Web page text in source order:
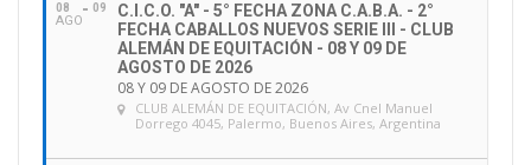
08
AGO
09
C.I.C.O. "A" - 5° FECHA ZONA C.A.B.A. - 2°
FECHA CABALLOS NUEVOS SERIE III - CLUB
ALEMÁN DE EQUITACIÓN - 08 Y 09 DE
AGOSTO DE 2026
08 Y 09 DE AGOSTO DE 2026
CLUB ALEMÁN DE EQUITACIÓN, Av Cnel Manuel
Dorrego 4045, Palermo, Buenos Aires, Argentina